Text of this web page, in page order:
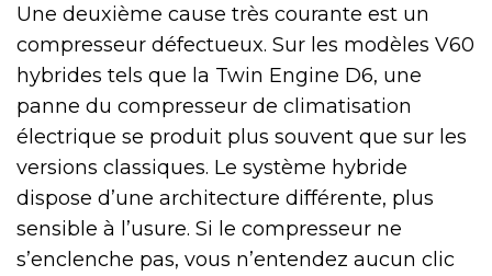
Une deuxième cause très courante est un
compresseur défectueux. Sur les modèles V60
hybrides tels que la Twin Engine D6, une
panne du compresseur de climatisation
électrique se produit plus souvent que sur les
versions classiques. Le système hybride
dispose d’une architecture différente, plus
sensible à l’usure. Si le compresseur ne
s’enclenche pas, vous n’entendez aucun clic